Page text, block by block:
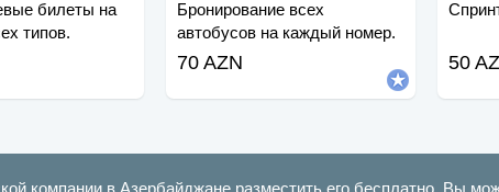
билеты на
типов.
Бронирование всех
автобусов на каждый номер.
70 AZN 50
компании в Азербайджане разместить его бесплатно. Вы